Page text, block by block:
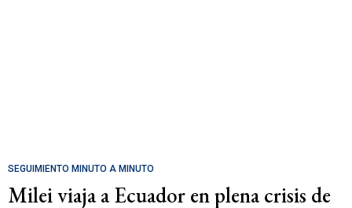
SEGUIMIENTO MINUTO A MINUTO
Milei viaja a Ecuador en plena crisis de